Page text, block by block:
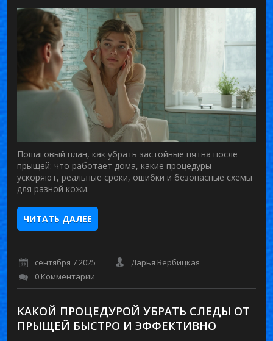
Пошаговый план, как убрать застойные пятна после
прыщей: что работает дома, какие процедуры
ускоряют, реальные сроки, ошибки и безопасные схемы
для разной кожи.
ЧИТАТЬ ДАЛЕЕ
сентября 7 2025
Дарья Вербицкая
0 Комментарии
КАКОЙ ПРОЦЕДУРОЙ УБРАТЬ СЛЕДЫ ОТ
ПРЫЩЕЙ БЫСТРО И ЭФФЕКТИВНО